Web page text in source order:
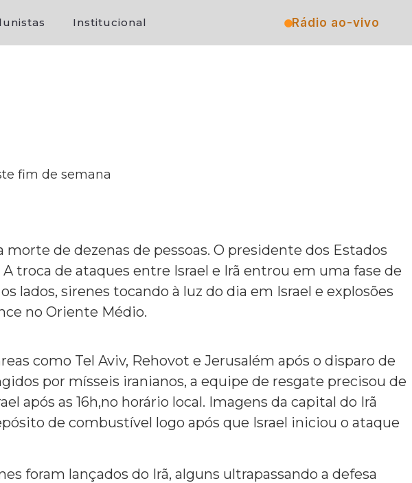
Institucional Rádio ao-vivo
fim de semana
morte de dezenas de pessoas. O presidente dos Estados
troca de ataques entre Israel e Irã entrou em uma fase de
lados, sirenes tocando à luz do dia em Israel e explosões
no Oriente Médio.
como Tel Aviv, Rehovot e Jerusalém após o disparo de
por mísseis iranianos, a equipe de resgate precisou de
após as 16h,no horário local. Imagens da capital do Irã
de combustível logo após que Israel iniciou o ataque
foram lançados do Irã, alguns ultrapassando a defesa